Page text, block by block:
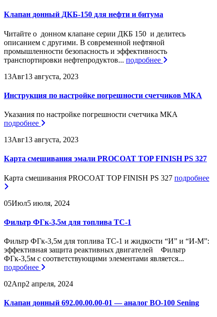
Клапан донный ДКБ-150 для нефти и битума
Читайте о донном клапане серии ДКБ 150 и делитесь
описанием с другими. В современной нефтяной
промышленности безопасность и эффективность
транспортировки нефтепродуктов... подробнее
13Авг13 августа, 2023
Инструкция по настройке погрешности счетчиков МКА
Указания по настройке погрешности счетчика МКА
подробнее
13Авг13 августа, 2023
Карта смешивания эмали PROCOAT TOP FINISH PS 327
Карта смешивания PROCOAT TOP FINISH PS 327 подробнее
05Июл5 июля, 2024
Фильтр ФГк-3,5м для топлива ТС-1
Фильтр ФГк-3,5м для топлива ТС-1 и жидкости “И” и “И-М”:
эффективная защита реактивных двигателей Фильтр
ФГк-3,5м с соответствующими элементами является...
подробнее
02Апр2 апреля, 2024
Клапан донный 692.00.00.00-01 — аналог BO-100 Sening